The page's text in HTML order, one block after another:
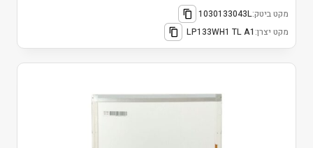
מקט ביטק:1030133043L
מקט יצרן: LP133WH1 TL A1